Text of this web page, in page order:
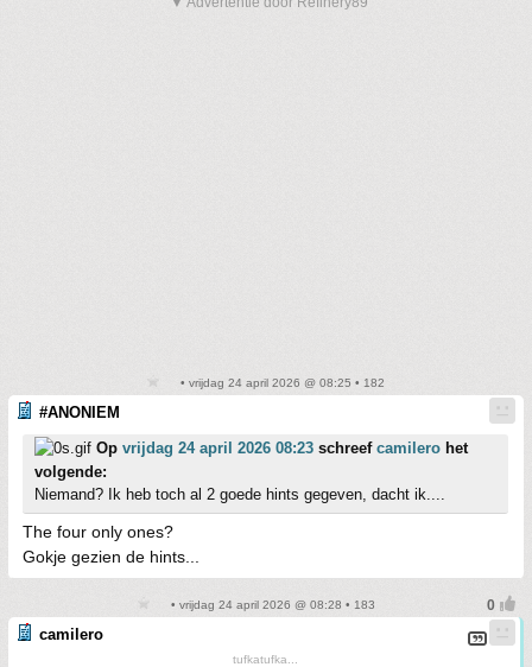
• vrijdag 24 april 2026 @ 08:25 • 182
#ANONIEM
Op vrijdag 24 april 2026 08:23 schreef camilero het
volgende:
Niemand? Ik heb toch al 2 goede hints gegeven, dacht ik....
The four only ones?
Gokje gezien de hints...
• vrijdag 24 april 2026 @ 08:28 • 183
camilero
tufkatufka...